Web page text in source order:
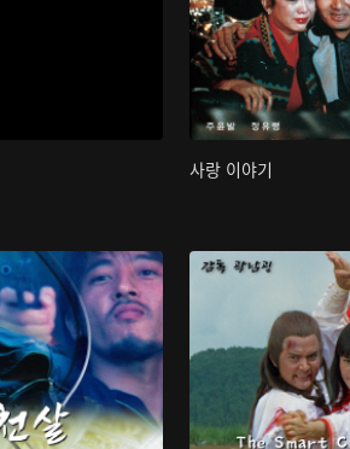
사랑 이야기